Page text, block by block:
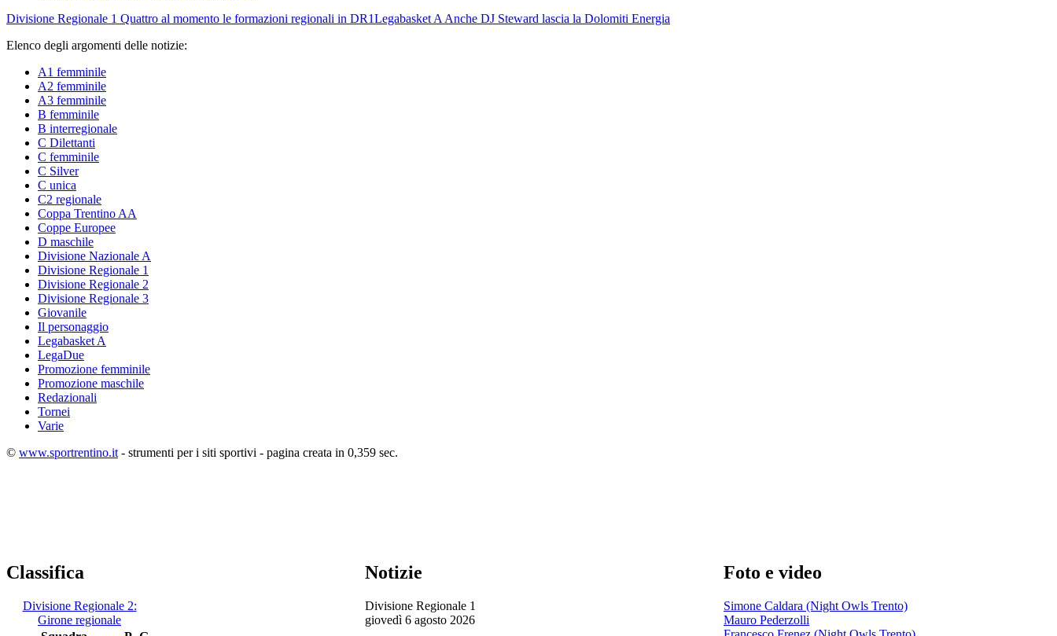
Divisione Regionale 1 Quattro al momento le formazioni regionali in DR1Legabasket AAnche DJ Steward lascia la Dolomiti Energia
Elenco degli argomenti delle notizie:
A1 femminile
A2 femminile
A3 femminile
B femminile
B interregionale
C Dilettanti
C femminile
C Silver
C unica
C2 regionale
Coppa Trentino AA
Coppe Europee
D maschile
Divisione Nazionale A
Divisione Regionale 1
Divisione Regionale 2
Divisione Regionale 3
Giovanile
Il personaggio
Legabasket A
LegaDue
Promozione femminile
Promozione maschile
Redazionali
Tornei
Varie
© www.sportrentino.it- strumenti per i siti sportivi - pagina creata in 0,359 sec.
Classifica
Divisione Regionale 2:
Girone regionale
Notizie
Divisione Regionale 1
giovedì 6 agosto 2026
Foto e video
Simone Caldara (Night Owls Trento)
Mauro Pederzolli